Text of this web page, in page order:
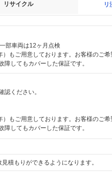
リサイクル リ
部車両は12ヶ月点検
）もご用意しております。お客様のご
障してもカバーした保証です。
認ください。
）もご用意しております。お客様のご
障してもカバーした保証です。
積もりができるようになります。